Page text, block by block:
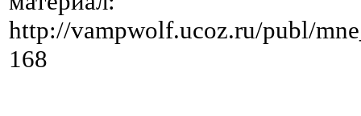
http://vampwolf.ucoz.ru/publ/
168